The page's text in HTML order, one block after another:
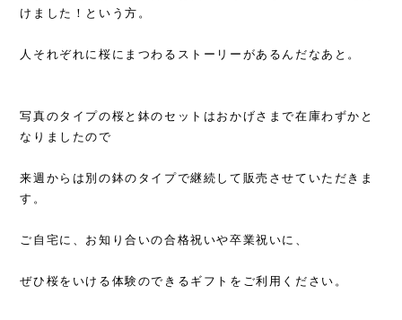
けました！という方。
人それぞれに桜にまつわるストーリーがあるんだなあと。
写真のタイプの桜と鉢のセットはおかげさまで在庫わずかと
なりましたので
来週からは別の鉢のタイプで継続して販売させていただきま
す。
ご自宅に、お知り合いの合格祝いや卒業祝いに、
ぜひ桜をいける体験のできるギフトをご利用ください。